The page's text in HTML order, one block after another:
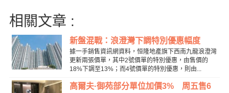
相關文章 :
新盤混戰：浪澄灣下調特別優惠幅度
據一手銷售資訊網資料，恒隆地產旗下西南九龍浪澄灣
更新兩張價單，其中2號價單的特別優惠，由售價的
18%下調至13%；而4號價單的特別優惠，則由...
高爾夫·御苑部分單位加價3% 周五售6